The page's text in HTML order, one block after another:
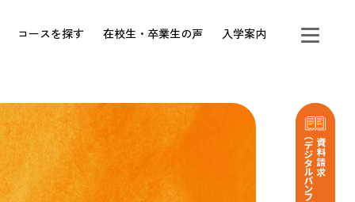
コースを探す 在校生・卒業生の声 入学案内